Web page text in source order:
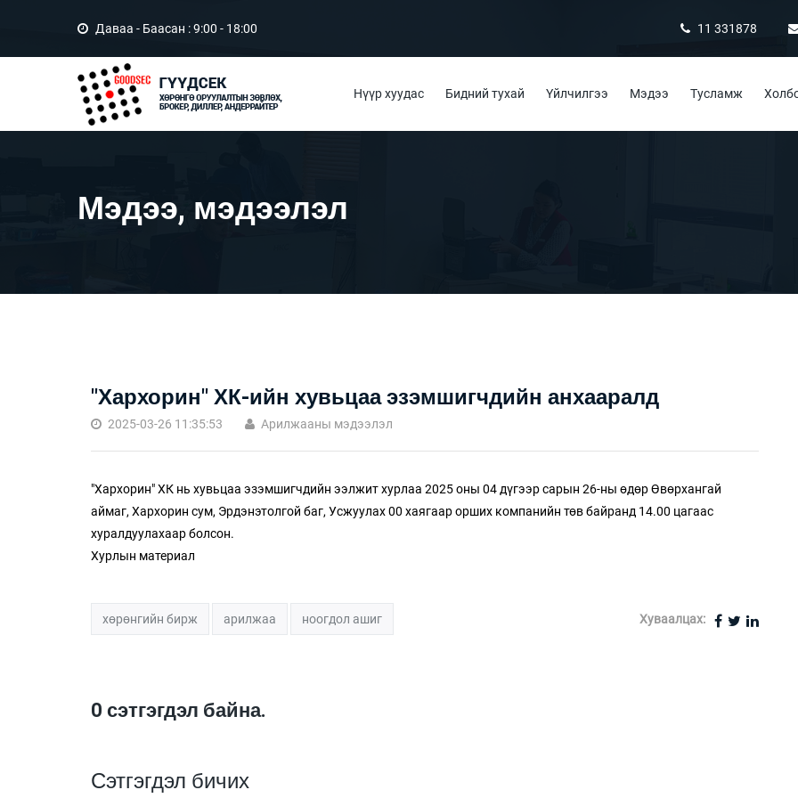
Даваа - Баасан : 9:00 - 18:00 11 331878
Нүүр хуудас Бидний тухай Үйлчилгээ Мэдээ Тусламж
Мэдээ, мэдээлэл
"Хархорин" ХК-ийн хувьцаа эзэмшигчдийн анхааралд
2025-03-26 11:35:53 Арилжааны мэдээлэл
"Хархорин" ХК нь хувьцаа эзэмшигчдийн ээлжит хурлаа 2025 оны 04 дүгээр сарын 26-ны өдөр Өвөрхангай
аймаг, Хархорин сум, Эрдэнэтолгой баг, Усжуулах 00 хаягаар орших компанийн төв байранд 14.00 цагаас
хуралдуулахаар болсон.
Хурлын материал
хөрөнгийн бирж арилжаа ноогдол ашиг Хуваалцах:
0сэтгэгдэл байна.
Сэтгэгдэл бичих